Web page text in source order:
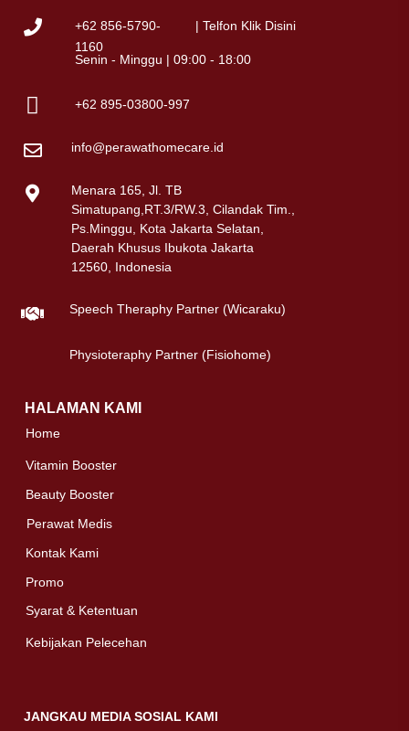
| Telfon Klik Disini
+62 856-5790-
1160
Senin - Minggu | 09:00 - 18:00
+62 895-03800-997
info@perawathomecare.id
Menara 165, Jl. TB
Simatupang,RT.3/RW.3, Cilandak Tim.,
Ps.Minggu, Kota Jakarta Selatan,
Daerah Khusus Ibukota Jakarta
12560, Indonesia
Speech Theraphy Partner (Wicaraku)
Physioteraphy Partner (Fisiohome)
HALAMAN KAMI
Home
Vitamin Booster
Beauty Booster
Perawat Medis
Kontak Kami
Promo
Syarat & Ketentuan
Kebijakan Pelecehan
JANGKAU MEDIA SOSIAL KAMI